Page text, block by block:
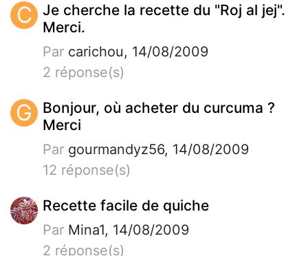
C
Je cherche la recette du "Roj al jej".
Merci.
Par carichou, 14/08/2009
2 réponse(s)
G
Bonjour, où acheter du curcuma ?
Merci
Par gourmandyz56, 14/08/2009
12 réponse(s)
Recette facile de quiche
Par Mina1, 14/08/2009
2 réponse(s)